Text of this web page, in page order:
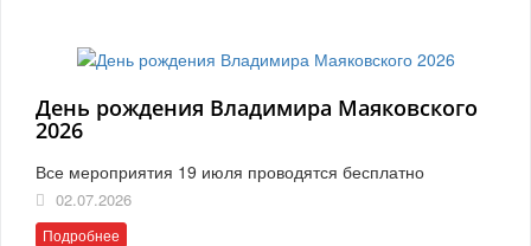
День рождения Владимира Маяковского
2026
Все мероприятия 19 июля проводятся бесплатно
02.07.2026
Подробнее